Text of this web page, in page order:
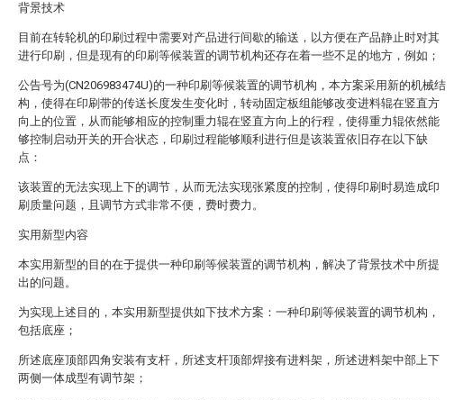
背景技术
目前在转轮机的印刷过程中需要对产品进行间歇的输送，以方便在产品静止时对其
进行印刷，但是现有的印刷等候装置的调节机构还存在着一些不足的地方，例如；
公告号为(CN206983474U)的一种印刷等候装置的调节机构，本方案采用新的机械结
构，使得在印刷带的传送长度发生变化时，转动固定板组能够改变进料辊在竖直方
向上的位置，从而能够相应的控制重力辊在竖直方向上的行程，使得重力辊依然能
够控制启动开关的开合状态，印刷过程能够顺利进行但是该装置依旧存在以下缺
点：
该装置的无法实现上下的调节，从而无法实现张紧度的控制，使得印刷时易造成印
刷质量问题，且调节方式非常不便，费时费力。
实用新型内容
本实用新型的目的在于提供一种印刷等候装置的调节机构，解决了背景技术中所提
出的问题。
为实现上述目的，本实用新型提供如下技术方案：一种印刷等候装置的调节机构，
包括底座；
所述底座顶部四角安装有支杆，所述支杆顶部焊接有进料架，所述进料架中部上下
两侧一体成型有调节架；